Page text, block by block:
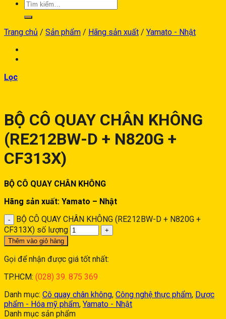
Trang chủ / Sản phẩm / Hãng sản xuất / Yamato - Nhật
Lọc
BỘ CÔ QUAY CHÂN KHÔNG
(RE212BW-D + N820G +
CF313X)
BỘ CÔ QUAY CHÂN KHÔNG
Hãng sản xuất: Yamato – Nhật
BỘ CÔ QUAY CHÂN KHÔNG (RE212BW-D + N820G +
CF313X) số lượng
Thêm vào giỏ hàng
Gọi để nhận được giá tốt nhất:
TP.HCM: (028) 39. 875 369
Danh mục: Cô quay chân không, Công nghệ thực phẩm, Dược
phẩm - Hóa mỹ phẩm, Yamato - Nhật
Danh mục sản phẩm